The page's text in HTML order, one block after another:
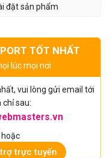
đặt sản phẩm
TỐT NHẤT
lúc mọi nơi
vui lòng gửi email tới
chỉ sau:
hoặc
trực tuyến